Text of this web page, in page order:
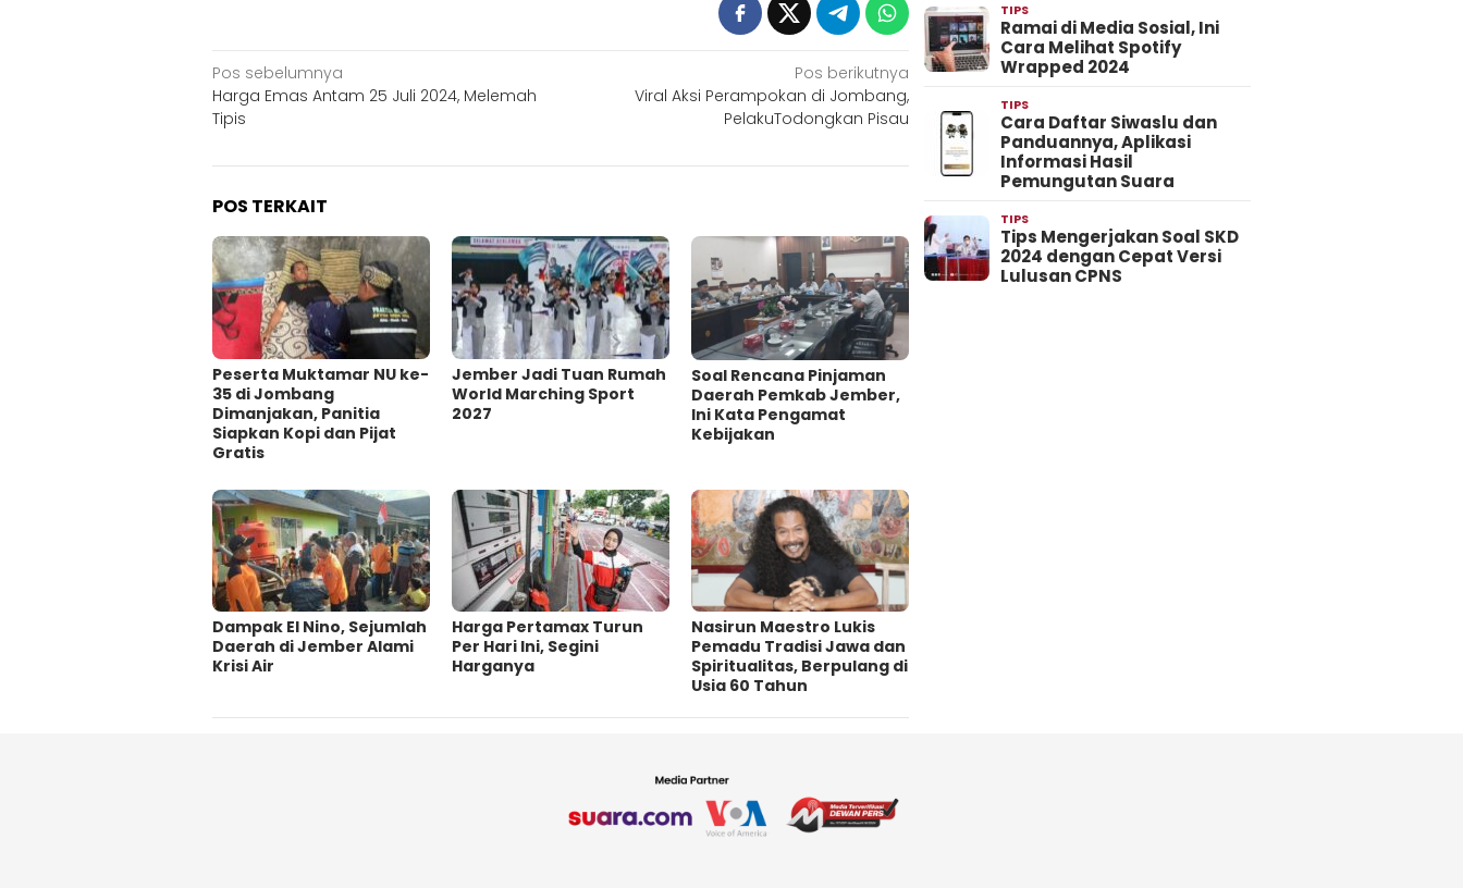
Navigasi
pos
Pos sebelumnya
Harga Emas Antam 25 Juli 2024, Melemah
Tipis
Pos berikutnya
Viral Aksi Perampokan di Jombang,
PelakuTodongkan Pisau
POS TERKAIT
Peserta Muktamar NU ke-
35 di Jombang
Dimanjakan, Panitia
Siapkan Kopi dan Pijat
Gratis
Jember Jadi Tuan Rumah
World Marching Sport
2027
‎Soal Rencana Pinjaman
Daerah Pemkab Jember,
Ini Kata Pengamat
Kebijakan ‎
Dampak El Nino, Sejumlah
Daerah di Jember Alami
Krisi Air
Harga Pertamax Turun
Per Hari Ini, Segini
Harganya
‎Nasirun Maestro Lukis
Pemadu Tradisi Jawa dan
Spiritualitas, Berpulang di
Usia 60 Tahun
TIPS
Ramai di Media Sosial, Ini
Cara Melihat Spotify
Wrapped 2024
TIPS
Cara Daftar Siwaslu dan
Panduannya, Aplikasi
Informasi Hasil
Pemungutan Suara
TIPS
Tips Mengerjakan Soal SKD
2024 dengan Cepat Versi
Lulusan CPNS